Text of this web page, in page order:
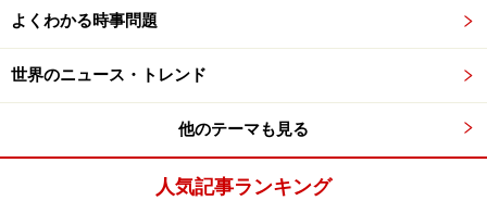
同じように、フェンタニルを摂取すると、頭がボーっと
してフラフラしますし、筋肉が弛緩して体をうまく動か
せなくなります。疲労感や倦怠感が生じることから意欲
もなくなるので、結果として「前のめりになったまま動
かない」状態になるのです。中には、前のめりではな
く、後ろに反り返るような姿勢になる乱用者も見られま
すが、これは服薬時に体のどこの筋肉が弛緩するかの個
よくわかる時事問題
世界のニュース・トレンド
他のテーマも見る
人気記事ランキング